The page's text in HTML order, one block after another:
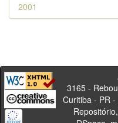
2001
Av.
3165 -
Curitiba